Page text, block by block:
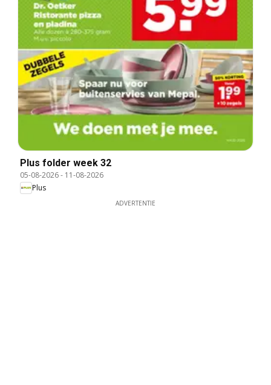
Plus folder week 32
05-08-2026- 11-08-2026
Plus
ADVERTENTIE